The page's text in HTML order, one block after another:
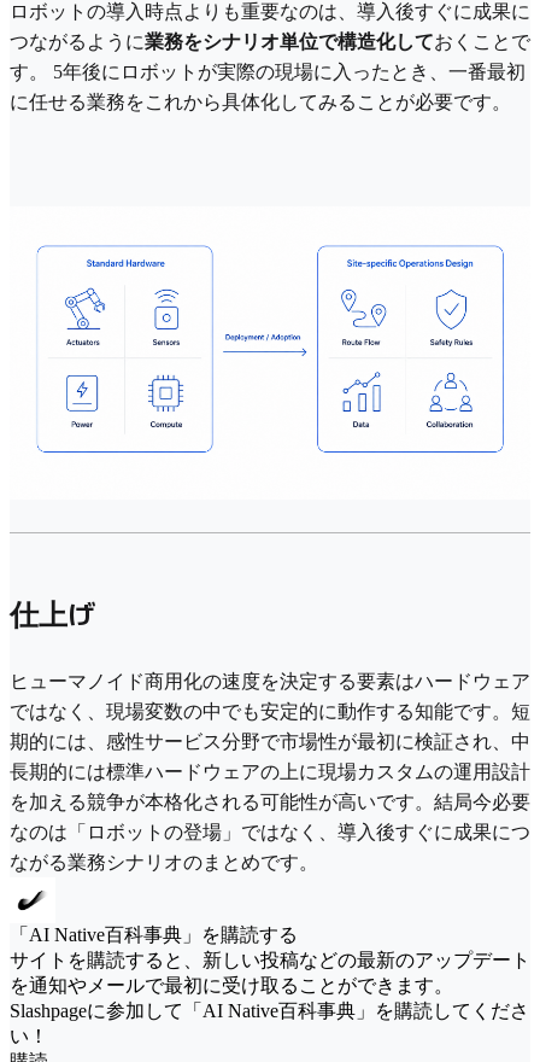
ロボットの導入時点よりも重要なのは、導入後すぐに成果に
つながるように業務をシナリオ単位で構造化しておくことで
す。 5年後にロボットが実際の現場に入ったとき、一番最初
に任せる業務をこれから具体化してみることが必要です。
仕上げ
ヒューマノイド商用化の速度を決定する要素はハードウェア
ではなく、現場変数の中でも安定的に動作する知能です。短
期的には、感性サービス分野で市場性が最初に検証され、中
長期的には標準ハードウェアの上に現場カスタムの運用設計
を加える競争が本格化される可能性が高いです。結局今必要
なのは「ロボットの登場」ではなく、導入後すぐに成果につ
ながる業務シナリオのまとめです。
「AI Native百科事典」を購読する
サイトを購読すると、新しい投稿などの最新のアップデート
を通知やメールで最初に受け取ることができます。
Slashpageに参加して「AI Native百科事典」を購読してくださ
い！